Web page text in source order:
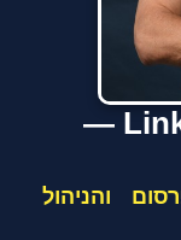
האיש שמאחורי Linkshake —
והניהול